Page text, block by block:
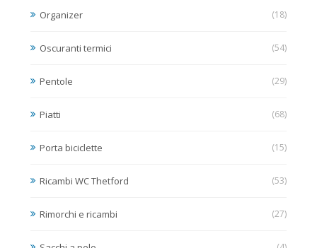
Organizer (18)
Oscuranti termici (54)
Pentole (29)
Piatti (68)
Porta biciclette (15)
Ricambi WC Thetford (53)
Rimorchi e ricambi (27)